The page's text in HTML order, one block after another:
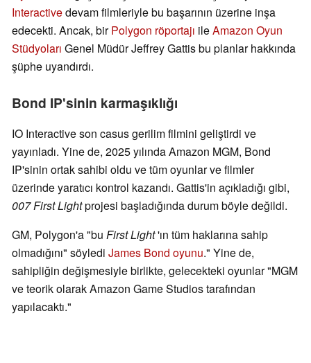
Interactivedevam filmleriyle bu başarının üzerine inşa
edecekti. Ancak, birPolygon röportajı ileAmazon Oyun
Stüdyoları Genel Müdür Jeffrey Gattis bu planlar hakkında
şüphe uyandırdı.
Bond IP'sinin karmaşıklığı
IO Interactive son casus gerilim filmini geliştirdi ve
yayınladı. Yine de, 2025 yılında Amazon MGM, Bond
IP'sinin ortak sahibi oldu ve tüm oyunlar ve filmler
üzerinde yaratıcı kontrol kazandı. Gattis'in açıkladığı gibi,
007 First Lightprojesi başladığında durum böyle değildi.
GM, Polygon'a "bu First Light'ın tüm haklarına sahip
olmadığını" söyledi James Bond oyunu." Yine de,
sahipliğin değişmesiyle birlikte, gelecekteki oyunlar "MGM
ve teorik olarak Amazon Game Studios tarafından
yapılacaktı."